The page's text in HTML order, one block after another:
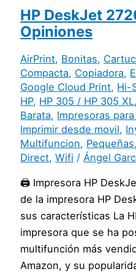
HP DeskJet
Opiniones
AirPrint, Bonitas,
Compacta, Copiadora,
Google Cloud Print, Hi-
HP, HP 305 / HP 305 XL,
Barata, Impresoras
Imprimir desde movil,
Multifuncion, Pequeñas,
Direct,Wifi / Ángel
🖨️ Impresora HP
de la impresora HP
sus características La
impresora que se ha
multifunción más
Amazon, y su